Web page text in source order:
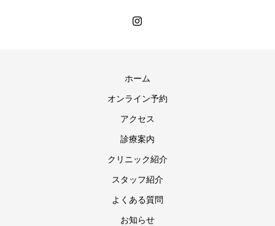
ホーム
オンライン予約
アクセス
診療案内
クリニック紹介
スタッフ紹介
よくある質問
お知らせ